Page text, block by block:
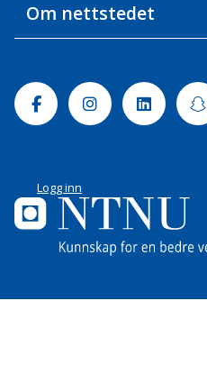
Om nettstedet
FacebookInstagramLinkedin
Logg inn